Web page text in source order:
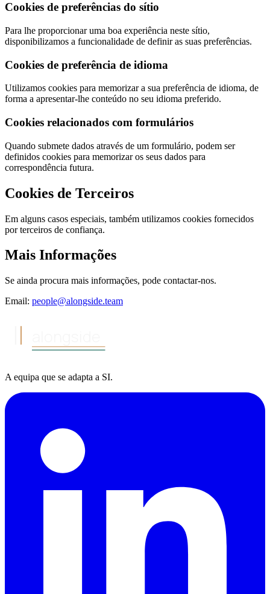
Cookies de preferências do sítio
Para lhe proporcionar uma boa experiência neste sítio,
disponibilizamos a funcionalidade de definir as suas preferências.
Cookies de preferência de idioma
Utilizamos cookies para memorizar a sua preferência de idioma, de
forma a apresentar-lhe conteúdo no seu idioma preferido.
Cookies relacionados com formulários
Quando submete dados através de um formulário, podem ser
definidos cookies para memorizar os seus dados para
correspondência futura.
Cookies de Terceiros
Em alguns casos especiais, também utilizamos cookies fornecidos
por terceiros de confiança.
Mais Informações
Se ainda procura mais informações, pode contactar-nos.
Email: people@alongside.team
A equipa que se adapta a SI.